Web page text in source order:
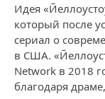
Идея
который после
сериал о
в США.
Network в 2018
благодаря